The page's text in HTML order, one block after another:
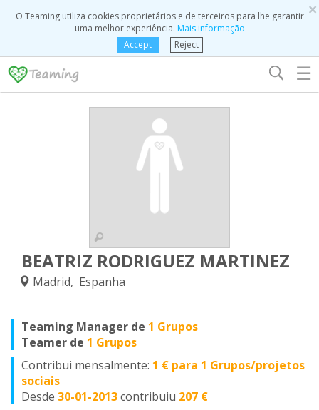
×
O Teaming utiliza cookies proprietários e de terceiros para lhe garantir
uma melhor experiência. Mais informação
Accept
Reject
☰
BEATRIZ RODRIGUEZ MARTINEZ
Madrid, Espanha
Teaming Manager de 1 Grupos
Teamer de 1 Grupos
Contribui mensalmente: 1 € para 1 Grupos/projetos
sociais
Desde 30-01-2013contribuiu 207 €